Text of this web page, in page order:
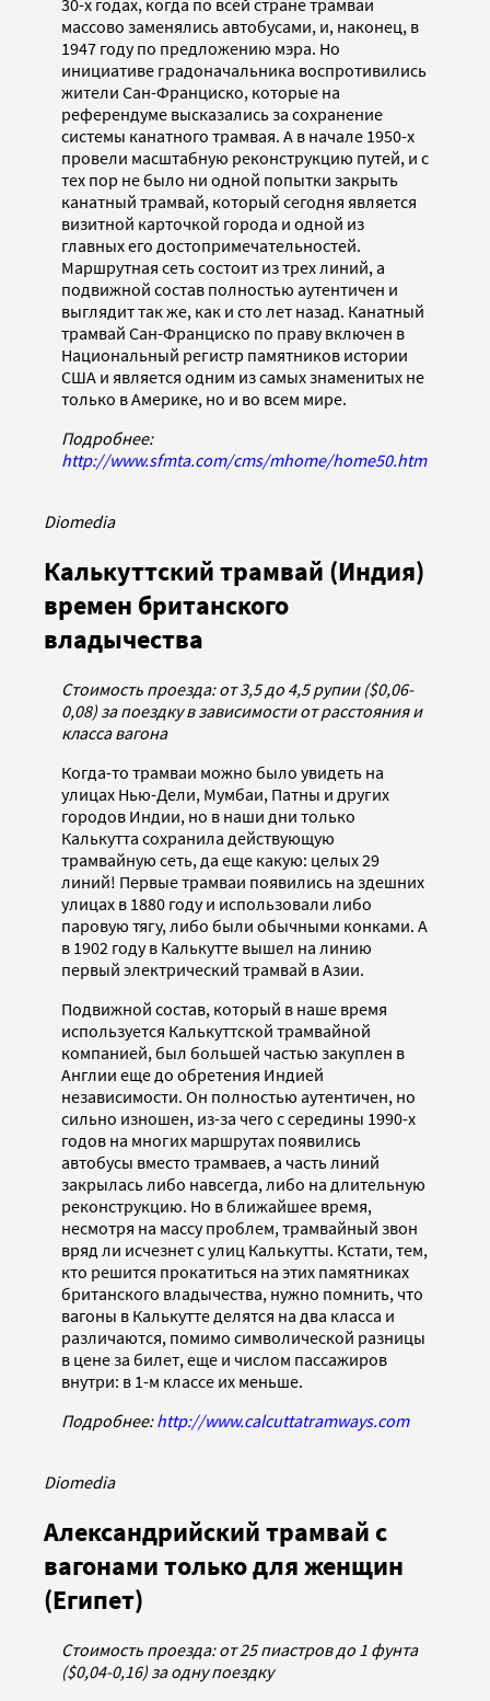
массово заменялись автобусами, и, наконец, в
1947 году по предложению мэра. Но
инициативе градоначальника воспротивились
жители Сан-Франциско, которые на
референдуме высказались за сохранение
системы канатного трамвая. А в начале 1950-х
провели масштабную реконструкцию путей, и с
тех пор не было ни одной попытки закрыть
канатный трамвай, который сегодня является
визитной карточкой города и одной из
главных его достопримечательностей.
Маршрутная сеть состоит из трех линий, а
подвижной состав полностью аутентичен и
выглядит так же, как и сто лет назад. Канатный
трамвай Сан-Франциско по праву включен в
Национальный регистр памятников истории
США и является одним из самых знаменитых не
только в Америке, но и во всем мире.
Подробнее:
http://www.sfmta.com/cms/mhome/home50.htm
Diomedia
Калькуттский трамвай (Индия)
времен британского
владычества
Стоимость проезда: от 3,5 до 4,5 рупии ($0,06-
0,08) за поездку в зависимости от расстояния и
класса вагона
Когда-то трамваи можно было увидеть на
улицах Нью-Дели, Мумбаи, Патны и других
городов Индии, но в наши дни только
Калькутта сохранила действующую
трамвайную сеть, да еще какую: целых 29
линий! Первые трамваи появились на здешних
улицах в 1880 году и использовали либо
паровую тягу, либо были обычными конками. А
в 1902 году в Калькутте вышел на линию
первый электрический трамвай в Азии.
Подвижной состав, который в наше время
используется Калькуттской трамвайной
компанией, был большей частью закуплен в
Англии еще до обретения Индией
независимости. Он полностью аутентичен, но
сильно изношен, из-за чего с середины 1990-х
годов на многих маршрутах появились
автобусы вместо трамваев, а часть линий
закрылась либо навсегда, либо на длительную
реконструкцию. Но в ближайшее время,
несмотря на массу проблем, трамвайный звон
вряд ли исчезнет с улиц Калькутты. Кстати, тем,
кто решится прокатиться на этих памятниках
британского владычества, нужно помнить, что
вагоны в Калькутте делятся на два класса и
различаются, помимо символической разницы
в цене за билет, еще и числом пассажиров
внутри: в 1-м классе их меньше.
Подробнее:http://www.calcuttatramways.com
Diomedia
Александрийский трамвай с
вагонами только для женщин
(Египет)
Стоимость проезда: от 25 пиастров до 1 фунта
($0,04-0,16) за одну поездку